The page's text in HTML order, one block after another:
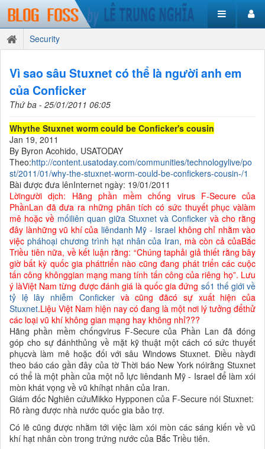
Security
Vì sao sâu Stuxnet có thể là người anh em
của Conficker
Thứ ba - 25/01/2011 06:05
Whythe Stuxnet worm could be Conficker's cousin
Jan 19, 2011
By Byron Acohido, USATODAY
Theo:http://content.usatoday.com/communities/technologylive/po
st/2011/01/why-the-stuxnet-worm-could-be-confickers-cousin-/1
Bài được đưa lênInternet ngày: 19/01/2011
Lờingười dịch: Hãng phần mềm chống virus F-Secure của
PhầnLan đã đưa ra những phân tích có sức thuyết phục vàlàm
mê hoặc về mốiliên quan giữa Stuxnet và Conficker và cho rằng
đây lànhững vũ khí của liêndanh Mỹ - Israel không chỉ nhằm vào
việc pháhoại chương trình hạt nhân của Iran, mà còn cả củaBắc
Triều tiên nữa, về kết luận rằng: “Chúng taphải giả thiết rằng bây
giờ bất kỳ quốc gia pháttriển nào cũng đang phát triển các cuộc
tấn công khônggian mạng mang tính tấn công của riêng họ”. Lưu
ý làViệt Nam từng được đánh giá là quốc gia đứng số1 thế giới về
tỷ lệ lây nhiễm Confickervà cũng đãcó sự xuất hiện của
Stuxnet.Liệu Việt Nam hiện nay có đang là một nơi lý tưởng đểthử
các loại vũ khí không gian mạng hay không nhỉ???
Hãng phần mềm chốngvirus F-Secure của Phần Lan đã đóng
góp cho sự đánhthủng về mặt kỹ thuật một cách có sức thuyết
phụcvà làm mê hoặc đối với sâu Windows Stuxnet. Điều nàyđi
theo báo cáo gần đây của tờ Thời báo New York nóirằng Stuxnet
có thể là một phần của một nỗ lực liêndanh Mỹ - Israel để làm xói
mòn khát vọng về vũ khíhạt nhân của Iran.
Giám đốc Nghiên cứuMikko Hypponen của F-Secure nói Stuxnet:
Rõ ràng được nhà nước quốc gia bảo trợ.
Có lẽ cũng được nhằm tới việc làm xói mòn các sáng kiến về vũ
khí hạt nhân còn trong trứng nước của Bắc Triều tiên.